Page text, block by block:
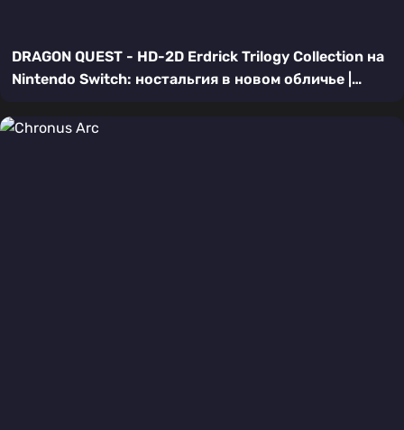
DRAGON QUEST - HD-2D Erdrick Trilogy Collection на
Nintendo Switch: ностальгия в новом обличье |